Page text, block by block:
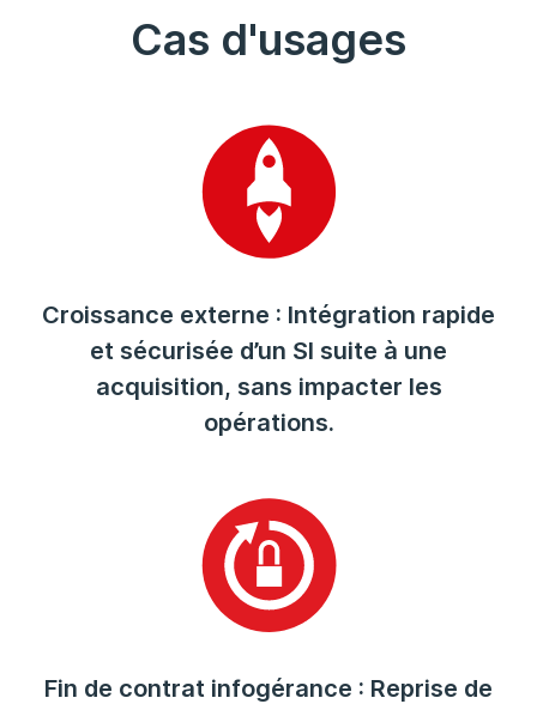
Cas d'usages
Croissance externe : Intégration rapide
et sécurisée d’un SI suite à une
acquisition, sans impacter les
opérations.
Fin de contrat infogérance : Reprise de